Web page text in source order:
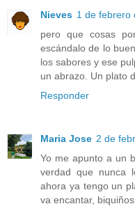
Nieves 1 de febrero
pero que cosas
escándalo de lo
los sabores y ese
un abrazo. Un plato
Responder
Maria Jose 2 de
Yo me apunto a un
verdad que nunca
ahora ya tengo un
va encantar,